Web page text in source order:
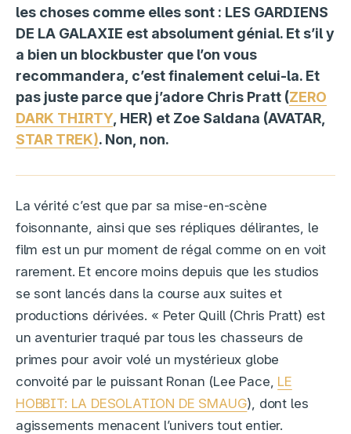
les choses comme elles sont : LES GARDIENS
DE LA GALAXIE est absolument génial. Et s’il y
a bien un blockbuster que l’on vous
recommandera, c’est finalement celui-la. Et
pas juste parce que j’adore Chris Pratt (ZERO
DARK THIRTY, HER) et Zoe Saldana (AVATAR,
STAR TREK). Non, non.
La vérité c’est que par sa mise-en-scène
foisonnante, ainsi que ses répliques délirantes, le
film est un pur moment de régal comme on en voit
rarement. Et encore moins depuis que les studios
se sont lancés dans la course aux suites et
productions dérivées. « Peter Quill (Chris Pratt) est
un aventurier traqué par tous les chasseurs de
primes pour avoir volé un mystérieux globe
convoité par le puissant Ronan (Lee Pace, LE
HOBBIT: LA DESOLATION DE SMAUG), dont les
agissements menacent l’univers tout entier.